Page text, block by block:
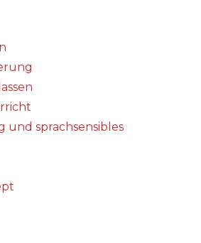
und sprachsensibles